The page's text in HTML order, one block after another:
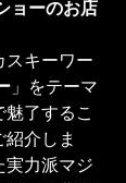
ョーのお店
スキーワー
」をテーマ
了するこ
介しま
実力派マジ